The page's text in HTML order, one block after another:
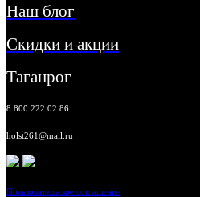
Наш блог
Скидки и акции
Таганрог
8 800 222 02 86
holst261@mail.ru
Пользовательское соглашение